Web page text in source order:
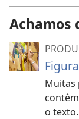
Achamos
Muitas
o